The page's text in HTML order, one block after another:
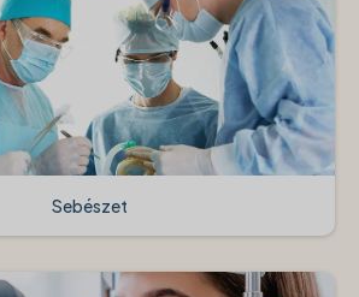
Sebészet